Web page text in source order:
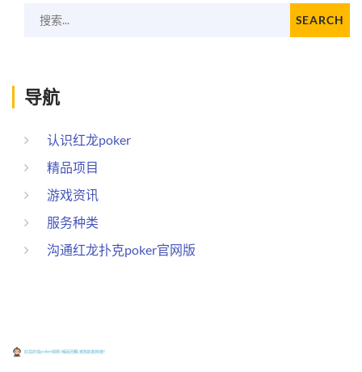
搜索... SEARCH
导航
认识红龙poker
精品项目
游戏资讯
服务种类
沟通红龙扑克poker官网版